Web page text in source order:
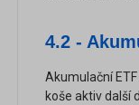
4.2 -
Akumulační
koše aktiv další